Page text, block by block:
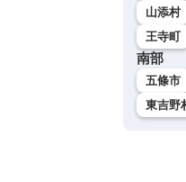
山添村
王寺町
南部
五條市
東吉野